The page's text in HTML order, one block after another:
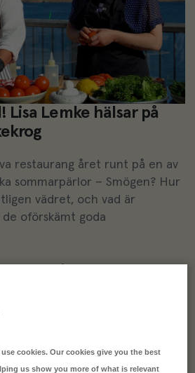
Lisa Lemke hälsar på
restaurang året runt på en av
sommarpärlor – Smögen? Hur
vädret, och vad är
oförskämt goda
Lundin. Det blir ett
cookies. Our cookies give you the best
us show you more of what is relevant